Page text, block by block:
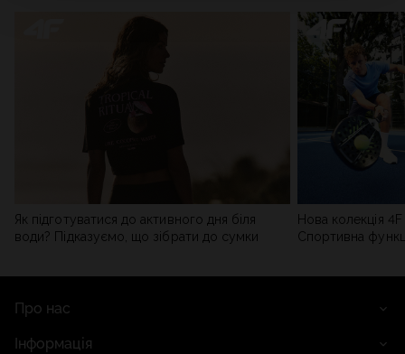
та в розділі «Деталі».
Як підготуватися до активного дня біля
води? Підказуємо, що зібрати до сумки
Нова колекція
Спортивна
Про нас
Інформація